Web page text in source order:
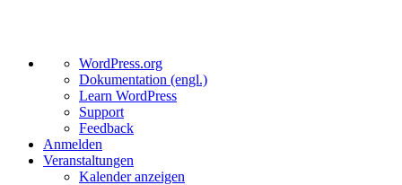
Über
WordPress
WordPress.org
Dokumentation (engl.)
Learn WordPress
Support
Feedback
Anmelden
Veranstaltungen
Kalender anzeigen